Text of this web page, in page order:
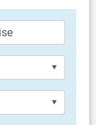
/ pro